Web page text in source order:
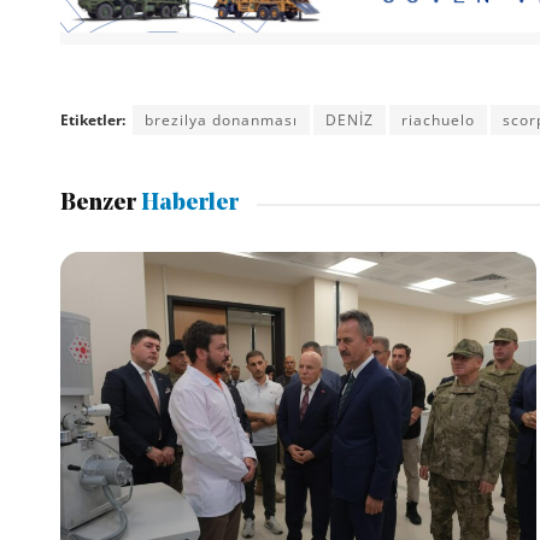
Etiketler: brezilya donanması DENİZ riachuelo
BenzerHaberler